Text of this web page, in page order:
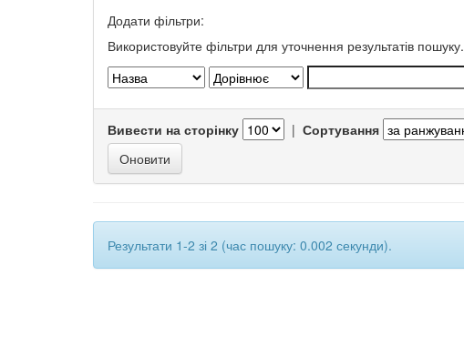
Додати фільтри:
Використовуйте фільтри для уточнення результатів пошуку.
Вивести на сторінку | Сортування
Результати 1-2 зі 2 (час пошуку: 0.002 секунди).